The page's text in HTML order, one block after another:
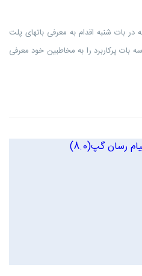
بات شنبه اقدام به معرفی باتهای پلت
بات پرکاربرد را به مخاطبین خود معرفی